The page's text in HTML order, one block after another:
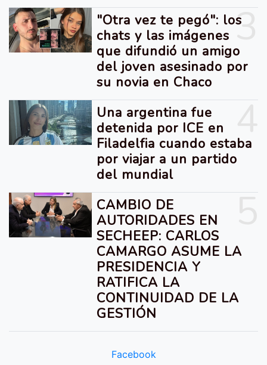
3
"Otra vez te pegó": los
chats y las imágenes
que difundió un amigo
del joven asesinado por
su novia en Chaco
Una argentina fue
detenida por ICE en
Filadelfia cuando estaba
por viajar a un partido
del mundial
CAMBIO DE
AUTORIDADES EN
SECHEEP: CARLOS
CAMARGO ASUME LA
PRESIDENCIA Y
RATIFICA LA
CONTINUIDAD DE LA
GESTIÓN
Facebook